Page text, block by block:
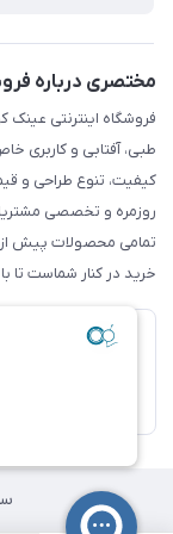
مختصری درباره
فروشگاه اینترنتی
کیفیت، تنوع طراحی و
روزمره و تخصصی
تمامی محصولات پیش از
خرید در کنار شماست تا